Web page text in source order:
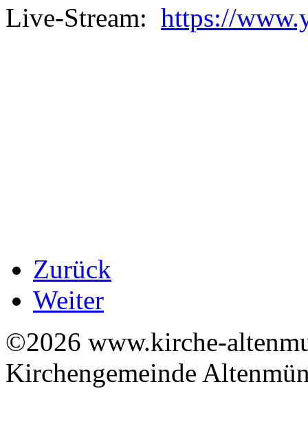
Live-Stream: https://
Zurück
Weiter
©2026 www.kirche-
Kirchengemeinde